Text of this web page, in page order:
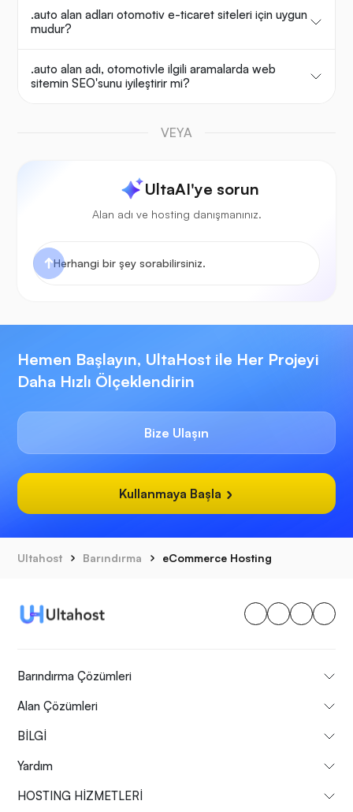
.auto alan adları otomotiv e-ticaret siteleri için uygun
mudur?
.auto alan adı, otomotivle ilgili aramalarda web
sitemin SEO'sunu iyileştirir mi?
VEYA
UltaAI'ye sorun
Alan adı ve hosting danışmanınız.
Hemen Başlayın, UltaHost ile Her Projeyi
Daha Hızlı Ölçeklendirin
Bize Ulaşın
Kullanmaya Başla
Ultahost Barındırma eCommerce Hosting
Barındırma Çözümleri
Alan Çözümleri
BİLGİ
Yardım
HOSTING HİZMETLERİ